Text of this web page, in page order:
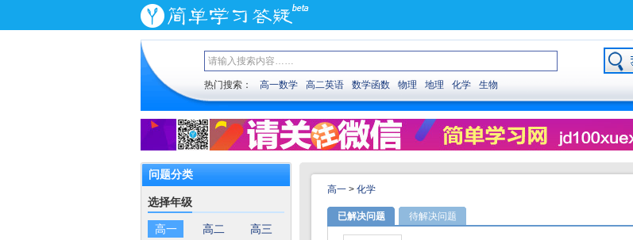
热门搜索： 高一数学 高二英语 数学函数 物理 地理 化学 生物
问题分类
选择年级
高一 高二
高三
高一 > 化学
已解决问题 待解决问题